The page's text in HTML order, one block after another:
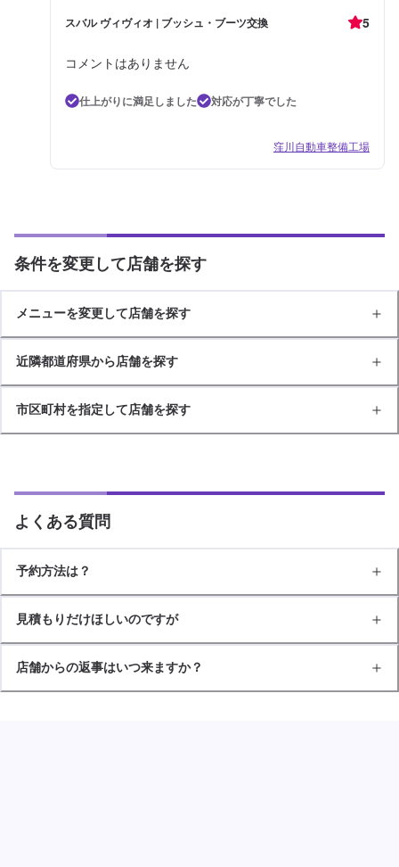
スバル ヴィヴィオ | ブッシュ・ブーツ交換 5
コメントはありません
仕上がりに満足しました 対応が丁寧でした
窪川自動車整備工場
条件を変更して店舗を探す
メニューを変更して店舗を探す
近隣都道府県から店舗を探す
市区町村を指定して店舗を探す
よくある質問
予約方法は？
見積もりだけほしいのですが
店舗からの返事はいつ来ますか？